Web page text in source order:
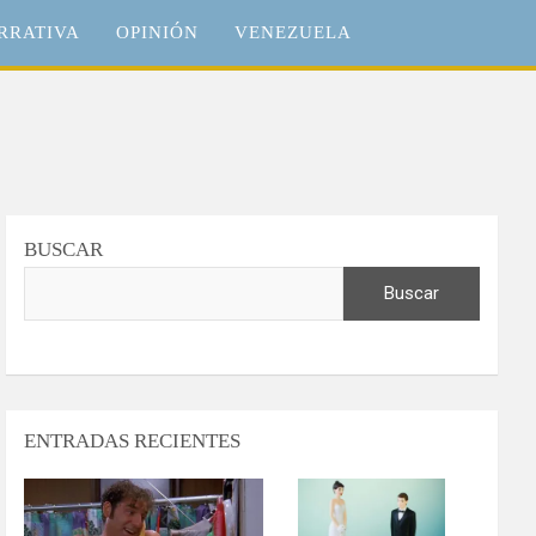
OPINIÓN VENEZUELA
BUSCAR
Buscar
ENTRADAS RECIENTES